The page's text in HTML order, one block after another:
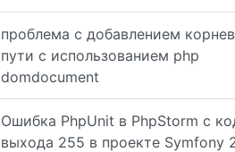
проблема с добавлением
пути с использованием php
domdocument
Ошибка PhpUnit в PhpStorm с
выхода 255 в проекте Symfony